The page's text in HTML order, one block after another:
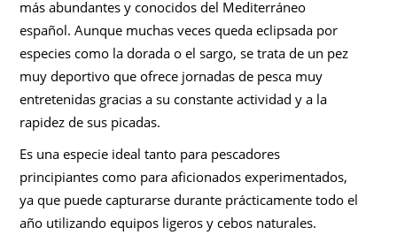
más abundantes y conocidos del Mediterráneo
español. Aunque muchas veces queda eclipsada por
especies como la dorada o el sargo, se trata de un pez
muy deportivo que ofrece jornadas de pesca muy
entretenidas gracias a su constante actividad y a la
rapidez de sus picadas.
Es una especie ideal tanto para pescadores
principiantes como para aficionados experimentados,
ya que puede capturarse durante prácticamente todo el
año utilizando equipos ligeros y cebos naturales.